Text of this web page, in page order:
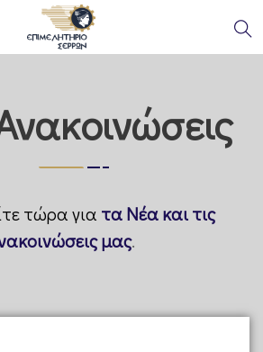
τώρα για τα Νέα και τις
μας.